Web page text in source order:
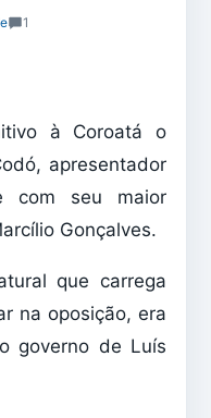
1
à Coroatá o
apresentador
com seu maior
Gonçalves.
que carrega
na oposição, era
governo de Luís